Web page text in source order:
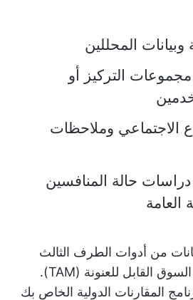
وبيانات المحللين
التركيز أو
الاجتماعي وملاحظات
حالة المنافسين
العامة
من أدوات الطرف الثالث
لتقييم مواءمة إجمالي السوق القابل للعنونة (TAM).
المقارنات الدولية الخاص بك